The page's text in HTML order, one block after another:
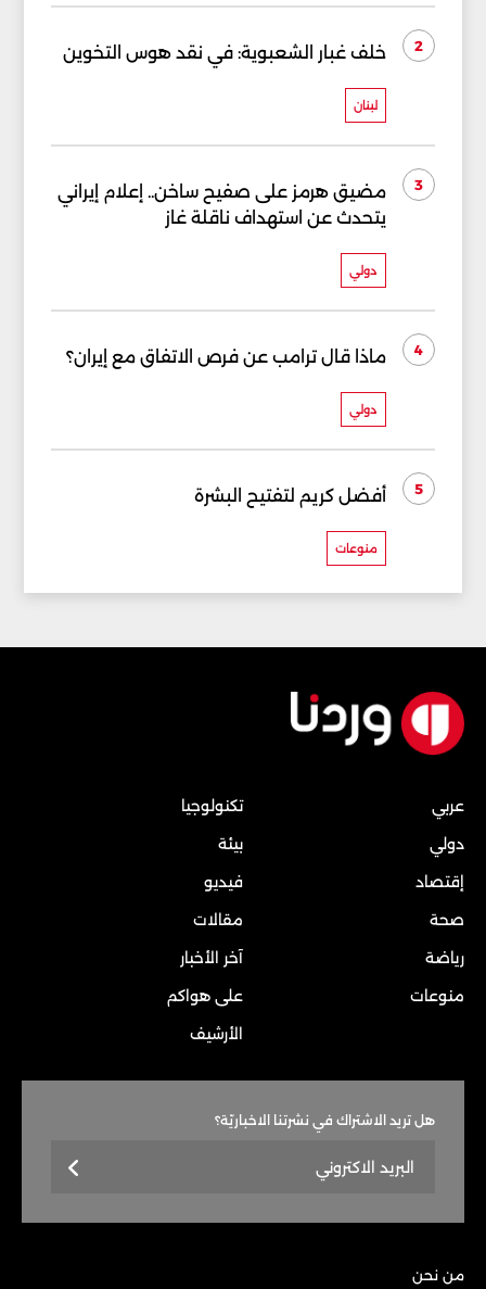
2 خلف غبار الشعبوية: في نقد هوس التخوين
لبنان
3
مضيق هرمز على صفيح ساخن.. إعلام إيراني
يتحدث عن استهداف ناقلة غاز
دولي
4 ماذا قال ترامب عن فرص الاتفاق مع إيران؟
دولي
5 أفضل كريم لتفتيح البشرة
منوعات
عربي
دولي
إقتصاد
صحة
رياضة
منوعات
تكنولوجيا
بيئة
فيديو
مقالات
آخر الأخبار
على هواكم
الأرشيف
هل تريد الاشتراك في نشرتنا الاخباريّة؟
من نحن